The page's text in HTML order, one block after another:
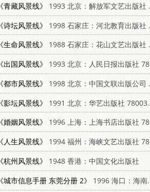
《青藏风景线》
1993 北京：解放军文艺出版社 7503303611
《诗坛风景线》
1998 石家庄：河北教育出版社 7543432552
《生命风景线》
1988 石家庄：花山文艺出版社 7805050783
《出国风景线》
1993 北京：人民日报出版社 7800025152
《都市风景线》
1998 北京：中国文联出版公司 7505930923
《影坛风景线》
1991 北京：华艺出版社 7800395596
《婚姻风景线》
1996 上海：上海书店出版社 7806221433
《人生风景线》
1994 福州：海峡文艺出版社 7805347131
《杭州风景线》
1948 香港：中国文化出版社
《城市信息手册 东莞分册 2》
1996 海口：海南摄影美术出版社